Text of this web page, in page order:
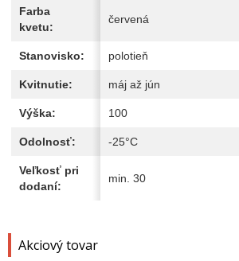
Akciový tovar
Farba
kvetu:
červená
Stanovisko: polotieň
Kvitnutie: máj až jún
Výška: 100
Odolnosť: -25°C
Veľkosť pri
dodaní:
min. 30